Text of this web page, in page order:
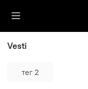
Vesti
тег 2